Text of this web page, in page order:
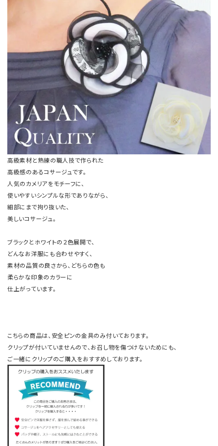
高級素材と熟練の職人技で作られた
高級感のあるコサージュです。
人気のカメリアをモチーフに、
使いやすいシンプルな形でありながら、
細部にまで拘り抜いた、
美しいコサージュ。
ブラックとホワイトの２色展開で、
どんなお洋服にも合わせやすく、
素材の品質の良さから、どちらの色も
柔らかな印象のカラーに
仕上がっています。
こちらの商品は、安全ピンの金具のみ付いております。
クリップが付いていませんので、お召し物を傷つけないためにも、
ご一緒に クリップのご購入をおすすめしております。